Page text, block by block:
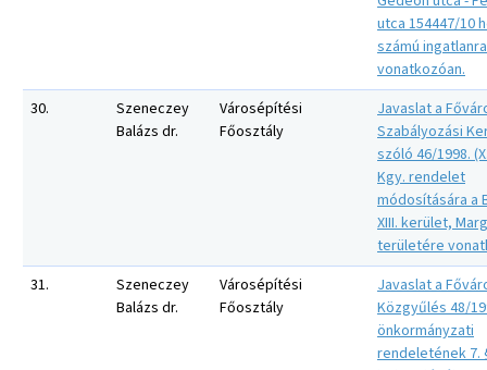
utca 154447/10
számú ingatlanra
vonatkozóan.
30.
Szeneczey
Balázs dr.
Városépítési
Főosztály
Javaslat a
Szabályozási
szóló 46/1998.
Kgy. rendelet
módosítására a
XIII. kerület,
területére
31.
Szeneczey
Balázs dr.
Városépítési
Főosztály
Javaslat a
Közgyűlés 48/
önkormányzati
rendeletének 7.